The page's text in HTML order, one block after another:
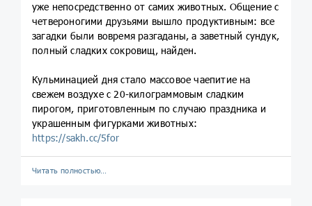
уже непосредственно от самих животных. Общение с
четвероногими друзьями вышло продуктивным: все
загадки были вовремя разгаданы, а заветный сундук,
полный сладких сокровищ, найден.
Кульминацией дня стало массовое чаепитие на
свежем воздухе с 20-килограммовым сладким
пирогом, приготовленным по случаю праздника и
украшенным фигурками животных:
https://sakh.cc/5for
Читать полностью…